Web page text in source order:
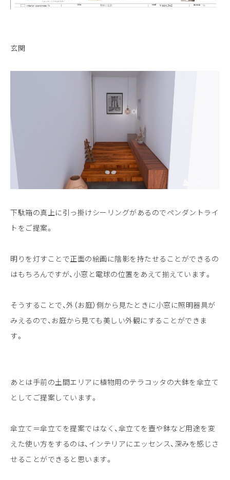
玄関
下駄箱の真上に引っ掛けシーリングがあるのでペンダントライ
トをご提案。
明りを灯すことで正面の絵画に陰影を持たせることができるの
はもちろんですが、小窓と電球の位置をあえて揃えています。
そうすることで、外（お庭）側から見たときに小窓に照明器具が
みえるので、お庭から見ても美しい外観にすることができま
す。
あとは手前の土間エリアに植物用のテラコッタの大鉢を傘立て
としてご提案しています。
傘立て＝傘立てを提案ではなく、傘立てを壺や鉢など用途を変
えた使い方をするのは、インテリアにエッセンス、深みを感じさ
せることができると思います。